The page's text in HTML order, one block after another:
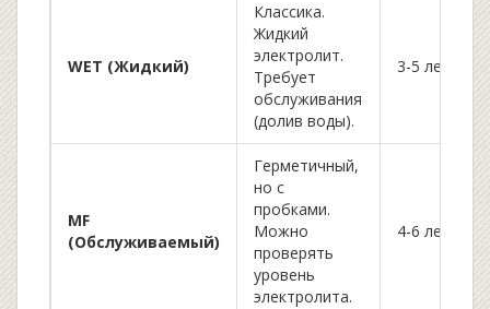
WET (Жидкий)
Классика.
Жидкий
электролит.
Требует
обслуживания
(долив воды).
3-5 лет
MF
(Обслуживаемый)
Герметичный,
но с
пробками.
Можно
проверять
уровень
электролита.
4-6 лет